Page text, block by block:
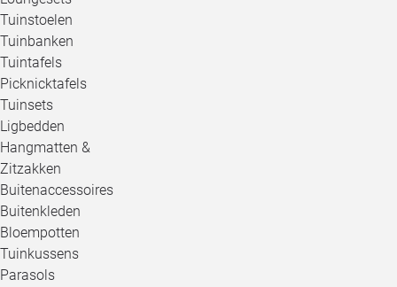
Tuinstoelen
Tuinbanken
Tuintafels
Picknicktafels
Tuinsets
Ligbedden
Hangmatten &
Zitzakken
Buitenaccessoires
Buitenkleden
Bloempotten
Tuinkussens
Parasols